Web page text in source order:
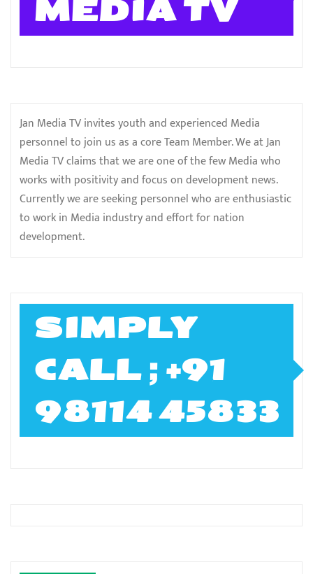
MEDIA TV
Jan Media TV invites youth and experienced Media
personnel to join us as a core Team Member. We at Jan
Media TV claims that we are one of the few Media who
works with positivity and focus on development news.
Currently we are seeking personnel who are enthusiastic
to work in Media industry and effort for nation
development.
SIMPLY
CALL ; +91
98114 45833